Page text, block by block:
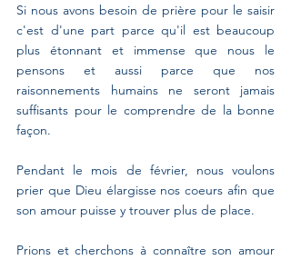
Si nous avons besoin de prière pour le saisir
c'est d'une part parce qu'il est beaucoup
plus étonnant et immense que nous le
pensons et aussi parce que nos
raisonnements humains ne seront jamais
suffisants pour le comprendre de la bonne
façon.
Pendant le mois de février, nous voulons
prier que Dieu élargisse nos coeurs afin que
son amour puisse y trouver plus de place.
Prions et cherchons à connaître son amour